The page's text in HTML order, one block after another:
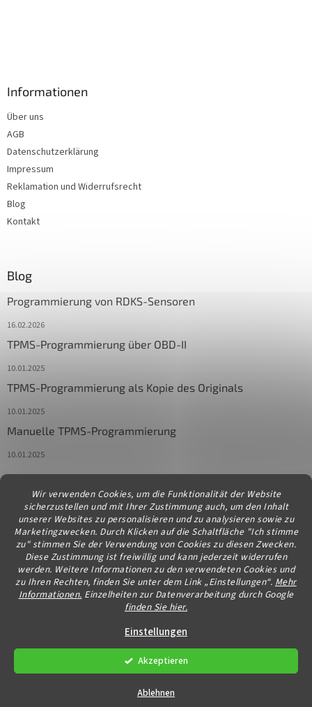
Wir verwenden Cookies, um die Funktionalität der Website
sicherzustellen und mit Ihrer Zustimmung auch, um den Inhalt
unserer Websites zu personalisieren und zu analysieren sowie zu
Marketingzwecken. Durch Klicken auf die Schaltfläche "Ich stimme
zu" stimmen Sie der Verwendung von Cookies zu diesen Zwecken.
Diese Zustimmung ist freiwillig und kann jederzeit widerrufen
werden. Weitere Informationen zu den verwendeten Cookies und
zu Ihren Rechten, finden Sie unter dem Link „Einstellungen“. Mehr
Informationen. Einzelheiten zur Datenverarbeitung durch Google
finden Sie hier.
Einstellungen
Ablehnen
Akzeptieren
Informationen
Über uns
AGB
Datenschutzerklärung
Impressum
Reklamation und Widerrufsrecht
Blog
Kontakt
Blog
Programmierung von RDKS-Sensoren
16.02.2026
TPMS-Programmierung über OBD-II
10.01.2025
TPMS-Programmierung als Kopie des Originals
10.01.2025
Manuelle TPMS-Programmierung
10.01.2025
Kontakt
info@diagstore.at
Erstellt von Shoptet
Copyright 2026diagstore.at. Alle Rechte vorbehalten.Cookie-
Einstellungen ändern